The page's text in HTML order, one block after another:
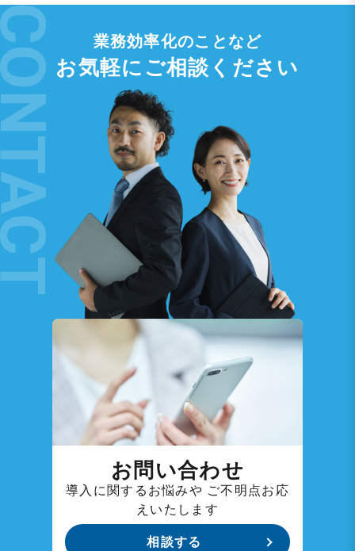
業務効率化のことなど
お気軽にご相談ください
お問い合わせ
導入に関するお悩みや ご不明点お応
えいたします
相談する